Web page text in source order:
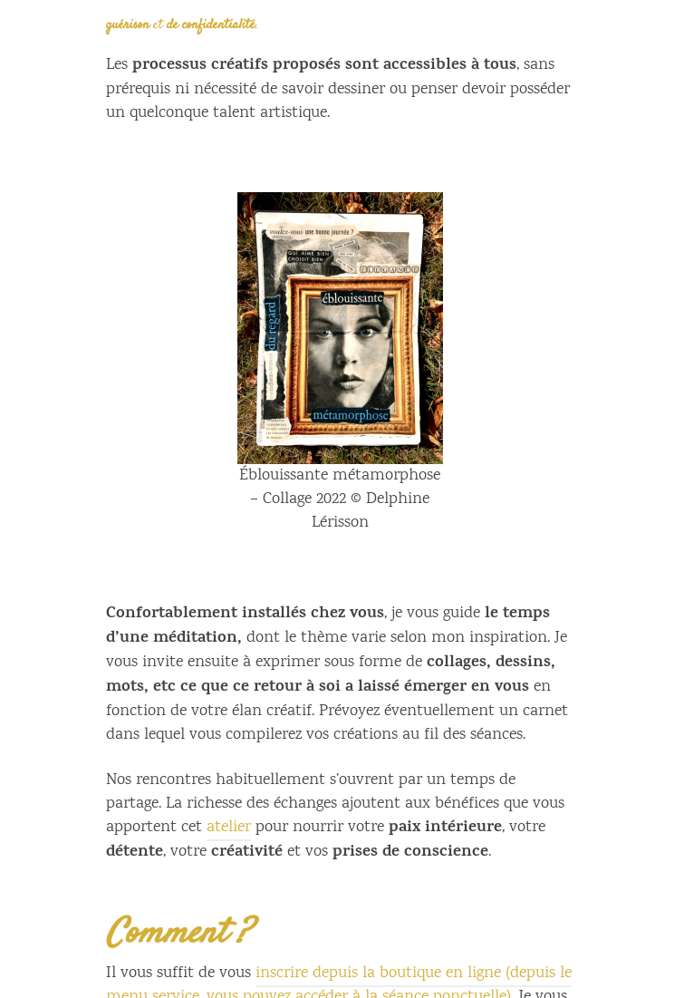
guérisonetde confidentialité.
Lesprocessus créatifs proposés sont accessibles à tous, sans
prérequis ni nécessité de savoir dessiner ou penser devoir posséder
un quelconque talent artistique.
Éblouissante métamorphose
– Collage 2022 © Delphine
Lérisson
Confortablement installés chez vous, je vous guidele temps
d’une méditation, dont le thème varie selon mon inspiration. Je
vous invite ensuite à exprimer sous forme decollages, dessins,
mots, etc ce que ce retour à soi a laissé émerger en vousen
fonction de votre élan créatif. Prévoyez éventuellement un carnet
dans lequel vous compilerez vos créations au fil des séances.
Nos rencontres habituellement s’ouvrent par un temps de
partage. La richesse des échanges ajoutent aux bénéfices que vous
apportent cetatelierpour nourrir votrepaix intérieure, votre
détente, votrecréativitéet vosprises de conscience.
Comment ?
Il vous suffit de vous inscrire depuis la boutique en ligne (depuis le